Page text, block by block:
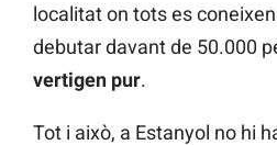
localitat on tots es
debutar davant de 50.000
vertigen pur.
Tot i això, a Estanyol no hi